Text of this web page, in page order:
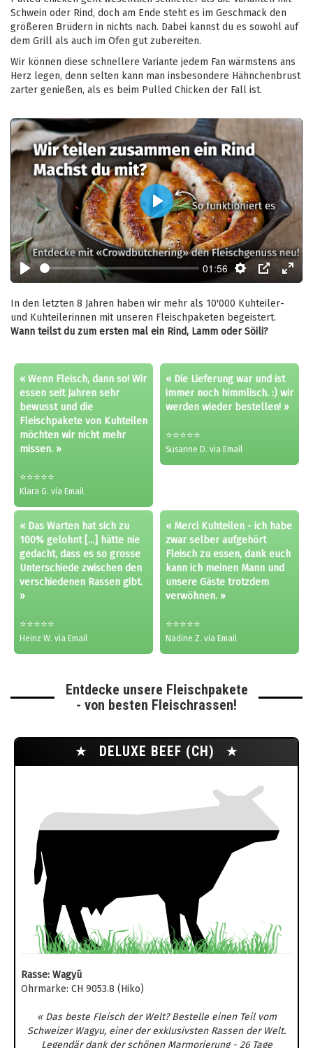
Schwein oder Rind, doch am Ende steht es im Geschmack den
größeren Brüdern in nichts nach. Dabei kannst du es sowohl auf
dem Grill als auch im Ofen gut zubereiten.
Wir können diese schnellere Variante jedem Fan wärmstens ans
Herz legen, denn selten kann man insbesondere Hähnchenbrust
zarter genießen, als es beim Pulled Chicken der Fall ist.
Play
01:56
Settings
PIP Enter
Play
In den letzten 8 Jahren haben wir mehr als 10'000 Kuhteiler-
und Kuhteilerinnen mit unseren Fleischpaketen begeistert.
Wann teilst du zum ersten mal ein Rind, Lamm oder Söili?
« Wenn Fleisch, dann so! Wir
essen seit Jahren sehr
bewusst und die
Fleischpakete von Kuhteilen
möchten wir nicht mehr
missen. »
⭐⭐⭐⭐⭐
Klara G. via Email
« Die Lieferung war und ist
immer noch himmlisch. :) wir
werden wieder bestellen! »
⭐⭐⭐⭐⭐
Susanne D. via Email
« Das Warten hat sich zu
100% gelohnt [...] hätte nie
gedacht, dass es so grosse
Unterschiede zwischen den
verschiedenen Rassen gibt.
»
⭐⭐⭐⭐⭐
Heinz W. via Email
« Merci Kuhteilen - ich habe
zwar selber aufgehört
Fleisch zu essen, dank euch
kann ich meinen Mann und
unsere Gäste trotzdem
verwöhnen. »
⭐⭐⭐⭐⭐
Nadine Z. via Email
Entdecke unsere Fleischpakete
- von besten Fleischrassen!
★ DELUXE BEEF (CH) ★
Rasse: Wagyū
Ohrmarke: CH 9053.8 (Hiko)
« Das beste Fleisch der Welt? Bestelle einen Teil vom
Schweizer Wagyu, einer der exklusivsten Rassen der Welt.
Legendär dank der schönen Marmorierung - 26 Tage